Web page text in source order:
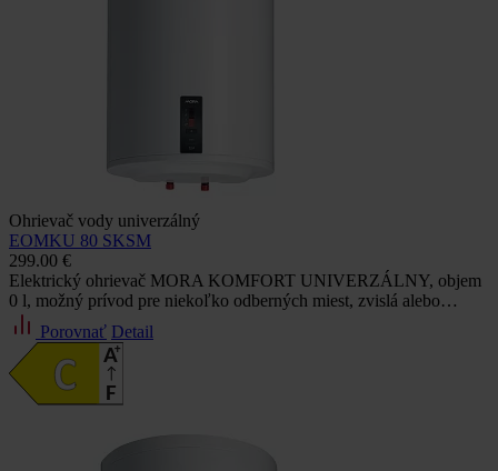
Ohrievač vody univerzálný
EOMKU 80 SKSM
299.00 €
Elektrický ohrievač MORA KOMFORT UNIVERZÁLNY, objem
0 l, možný prívod pre niekoľko odberných miest, zvislá alebo…
Porovnať Detail